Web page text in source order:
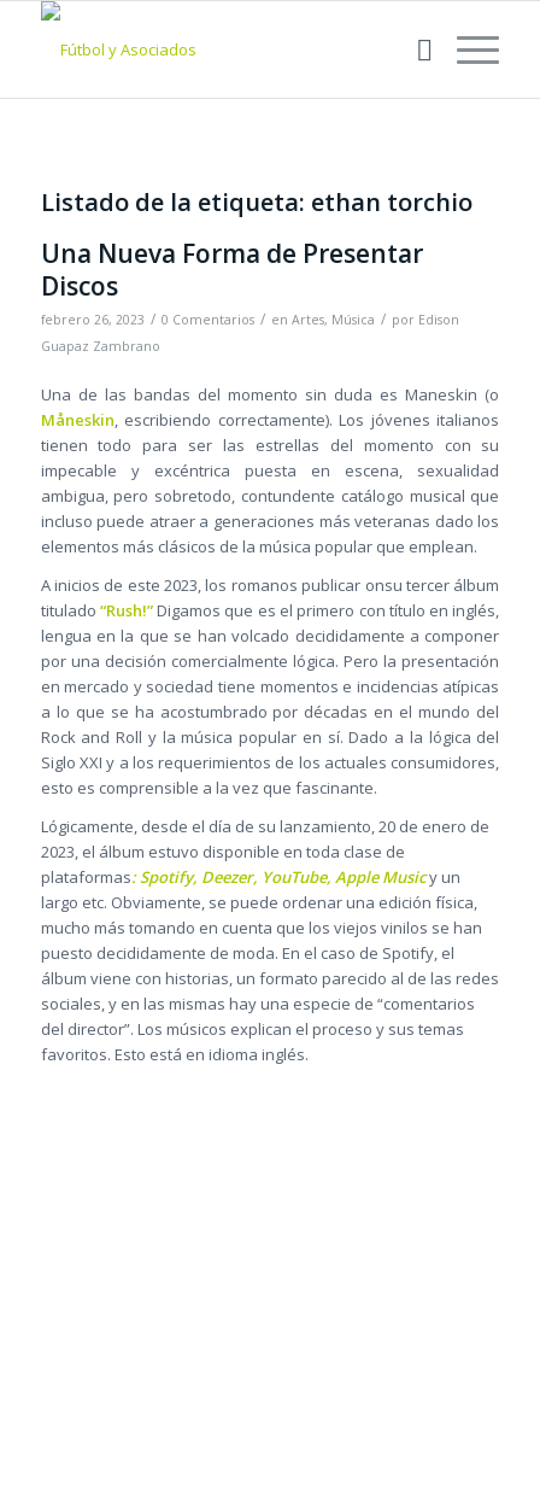
Listado de la etiqueta: ethan torchio
Una Nueva Forma de Presentar
Discos
febrero 26, 2023 / 0 Comentarios / en Artes, Música / por Edison
Guapaz Zambrano
Una de las bandas del momento sin duda es Maneskin (o
Måneskin, escribiendo correctamente). Los jóvenes italianos
tienen todo para ser las estrellas del momento con su
impecable y excéntrica puesta en escena, sexualidad
ambigua, pero sobretodo, contundente catálogo musical que
incluso puede atraer a generaciones más veteranas dado los
elementos más clásicos de la música popular que emplean.
A inicios de este 2023, los romanos publicar onsu tercer álbum
titulado “Rush!”Digamos que es el primero con título en inglés,
lengua en la que se han volcado decididamente a componer
por una decisión comercialmente lógica. Pero la presentación
en mercado y sociedad tiene momentos e incidencias atípicas
a lo que se ha acostumbrado por décadas en el mundo del
Rock and Roll y la música popular en sí. Dado a la lógica del
Siglo XXI y a los requerimientos de los actuales consumidores,
esto es comprensible a la vez que fascinante.
Lógicamente, desde el día de su lanzamiento, 20 de enero de
2023, el álbum estuvo disponible en toda clase de
plataformas: Spotify, Deezer, YouTube, Apple Musicy un
largo etc. Obviamente, se puede ordenar una edición física,
mucho más tomando en cuenta que los viejos vinilos se han
puesto decididamente de moda. En el caso de Spotify, el
álbum viene con historias, un formato parecido al de las redes
sociales, y en las mismas hay una especie de “comentarios
del director”. Los músicos explican el proceso y sus temas
favoritos. Esto está en idioma inglés.